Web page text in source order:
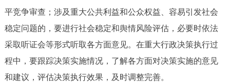
平竞争审查；涉及重大公共利益和公众权益、容易引发社会
稳定问题的，要进行社会稳定和舆情风险评估，必要时依法
采取听证会等形式听取各方面意见。在重大行政决策执行过
程中，要跟踪决策实施情况，了解各方面对决策实施的意见
和建议，评估决策执行效果，及时调整完善。